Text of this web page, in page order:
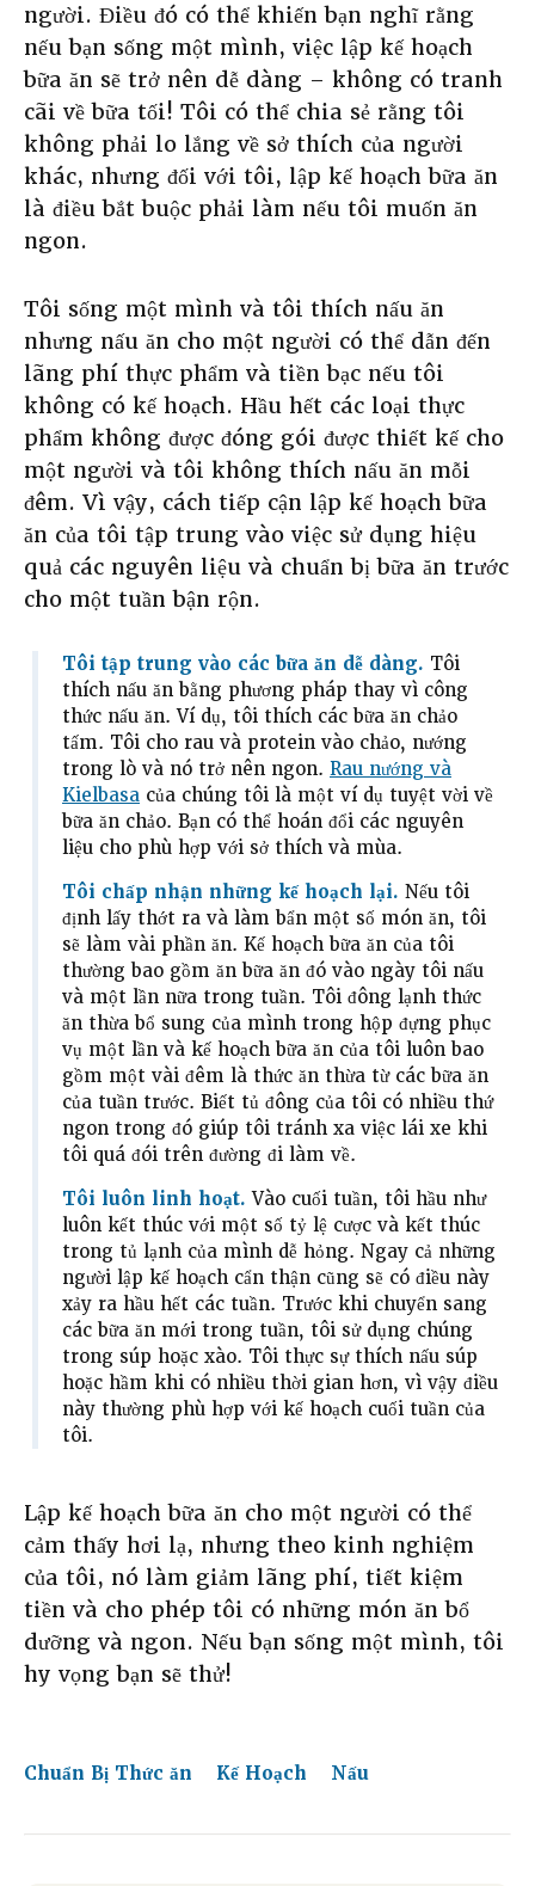
người. Điều đó có thể khiến bạn nghĩ rằng
nếu bạn sống một mình, việc lập kế hoạch
bữa ăn sẽ trở nên dễ dàng – không có tranh
cãi về bữa tối! Tôi có thể chia sẻ rằng tôi
không phải lo lắng về sở thích của người
khác, nhưng đối với tôi, lập kế hoạch bữa ăn
là điều bắt buộc phải làm nếu tôi muốn ăn
ngon.
Tôi sống một mình và tôi thích nấu ăn
nhưng nấu ăn cho một người có thể dẫn đến
lãng phí thực phẩm và tiền bạc nếu tôi
không có kế hoạch. Hầu hết các loại thực
phẩm không được đóng gói được thiết kế cho
một người và tôi không thích nấu ăn mỗi
đêm. Vì vậy, cách tiếp cận lập kế hoạch bữa
ăn của tôi tập trung vào việc sử dụng hiệu
quả các nguyên liệu và chuẩn bị bữa ăn trước
cho một tuần bận rộn.
Tôi tập trung vào các bữa ăn dễ dàng. Tôi
thích nấu ăn bằng phương pháp thay vì công
thức nấu ăn. Ví dụ, tôi thích các bữa ăn chảo
tấm. Tôi cho rau và protein vào chảo, nướng
trong lò và nó trở nên ngon. Rau nướng và
Kielbasa của chúng tôi là một ví dụ tuyệt vời về
bữa ăn chảo. Bạn có thể hoán đổi các nguyên
liệu cho phù hợp với sở thích và mùa.
Tôi chấp nhận những kế hoạch lại. Nếu tôi
định lấy thớt ra và làm bẩn một số món ăn, tôi
sẽ làm vài phần ăn. Kế hoạch bữa ăn của tôi
thường bao gồm ăn bữa ăn đó vào ngày tôi nấu
và một lần nữa trong tuần. Tôi đông lạnh thức
ăn thừa bổ sung của mình trong hộp đựng phục
vụ một lần và kế hoạch bữa ăn của tôi luôn bao
gồm một vài đêm là thức ăn thừa từ các bữa ăn
của tuần trước. Biết tủ đông của tôi có nhiều thứ
ngon trong đó giúp tôi tránh xa việc lái xe khi
tôi quá đói trên đường đi làm về.
Tôi luôn linh hoạt.Vào cuối tuần, tôi hầu như
luôn kết thúc với một số tỷ lệ cược và kết thúc
trong tủ lạnh của mình dễ hỏng. Ngay cả những
người lập kế hoạch cẩn thận cũng sẽ có điều này
xảy ra hầu hết các tuần. Trước khi chuyển sang
các bữa ăn mới trong tuần, tôi sử dụng chúng
trong súp hoặc xào. Tôi thực sự thích nấu súp
hoặc hầm khi có nhiều thời gian hơn, vì vậy điều
này thường phù hợp với kế hoạch cuối tuần của
tôi.
Lập kế hoạch bữa ăn cho một người có thể
cảm thấy hơi lạ, nhưng theo kinh nghiệm
của tôi, nó làm giảm lãng phí, tiết kiệm
tiền và cho phép tôi có những món ăn bổ
dưỡng và ngon. Nếu bạn sống một mình, tôi
hy vọng bạn sẽ thử!
Chuẩn Bị Thức ăn Kế Hoạch Nấu